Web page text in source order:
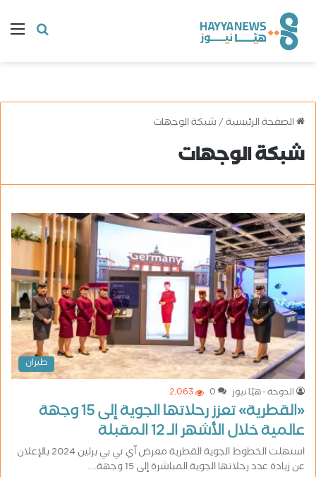
البحث
الصفحة الرئيسية/شبكة الوجهات
شبكة الوجهات
طيران
الدوحة - هيّا نيوز
0 2٬063
«القطرية» تعزز رحلاتها الجوية إلى 15 وجهة
عالمية خلال الأشهر الـ 12 المقبلة
استهلت الخطوط الجوية القطرية معرض آي تي بي برلين 2024 بالإعلان
عن زيادة عدد رحلاتها الجوية المباشرة إلى 15 وجهة…